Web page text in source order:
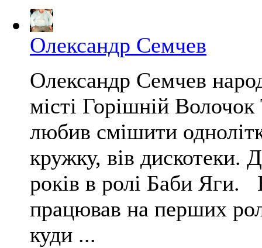
Олександр Семчев
Олександр Семчев
місті Горішній Волочок
любив смішити
кружку, вів дискотеки.
років в ролі Баби Яги.
працював на перших
куди ...